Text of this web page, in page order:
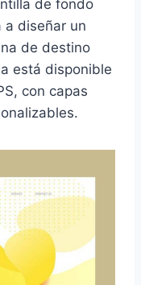
de fondo
a diseñar un
de destino
está disponible
con capas